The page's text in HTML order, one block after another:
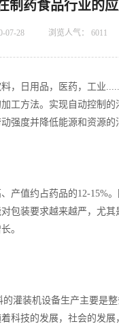
制药食品行业的
07-28 浏览人气： 6011
日用品，医药，工业
工方法。实现自动控制
强度并降低能源和资源的
值约占药品的12-15%
包装要求越来越严，尤
。
装机设备生产主要是整
科技的发展，社会的发